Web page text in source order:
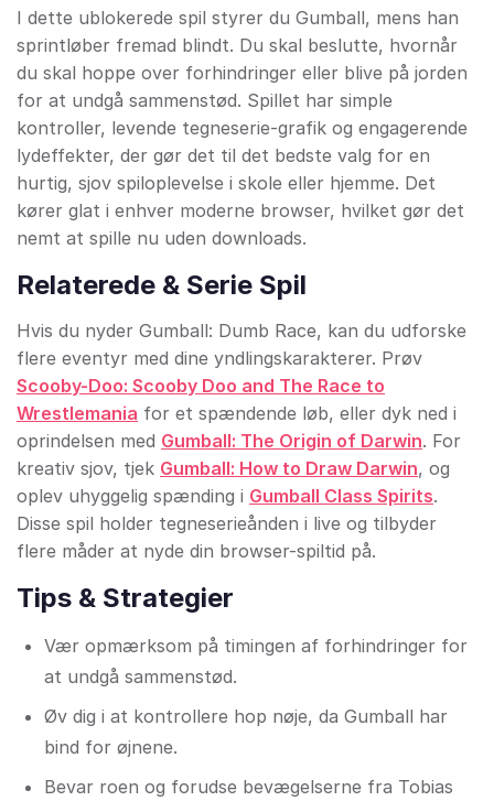
I dette ublokerede spil styrer du Gumball, mens han
sprintløber fremad blindt. Du skal beslutte, hvornår
du skal hoppe over forhindringer eller blive på jorden
for at undgå sammenstød. Spillet har simple
kontroller, levende tegneserie-grafik og engagerende
lydeffekter, der gør det til det bedste valg for en
hurtig, sjov spiloplevelse i skole eller hjemme. Det
kører glat i enhver moderne browser, hvilket gør det
nemt at spille nu uden downloads.
Relaterede & Serie Spil
Hvis du nyder Gumball: Dumb Race, kan du udforske
flere eventyr med dine yndlingskarakterer. Prøv
Scooby-Doo: Scooby Doo and The Race to
Wrestlemania for et spændende løb, eller dyk ned i
oprindelsen med Gumball: The Origin of Darwin. For
kreativ sjov, tjek Gumball: How to Draw Darwin, og
oplev uhyggelig spænding i Gumball Class Spirits.
Disse spil holder tegneserieånden i live og tilbyder
flere måder at nyde din browser-spiltid på.
Tips & Strategier
Vær opmærksom på timingen af forhindringer for
at undgå sammenstød.
Øv dig i at kontrollere hop nøje, da Gumball har
bind for øjnene.
Bevar roen og forudse bevægelserne fra Tobias